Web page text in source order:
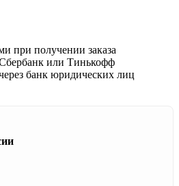
при получении заказа
или Тинькофф
банк юридических лиц